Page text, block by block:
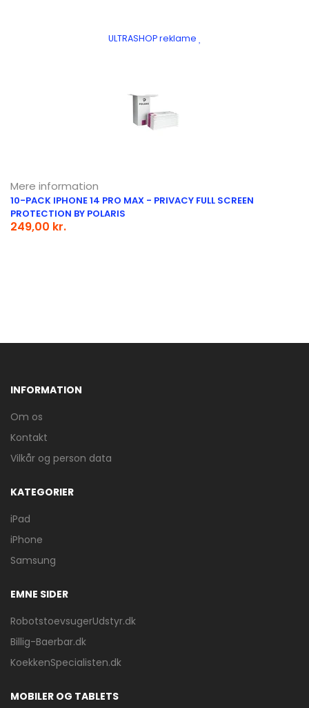
ULTRASHOP reklame
Mere information
10-PACK IPHONE 14 PRO MAX - PRIVACY FULL SCREEN
PROTECTION BY POLARIS
249,00 kr.
INFORMATION
Om os
Kontakt
Vilkår og person data
KATEGORIER
iPad
iPhone
Samsung
EMNE SIDER
RobotstoevsugerUdstyr.dk
Billig-Baerbar.dk
KoekkenSpecialisten.dk
MOBILER OG TABLETS